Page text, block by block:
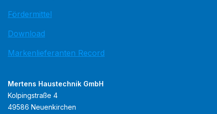
Fördermittel
Download
Markenlieferanten Record
Mertens Haustechnik GmbH
Kolpingstraße 4
49586 Neuenkirchen